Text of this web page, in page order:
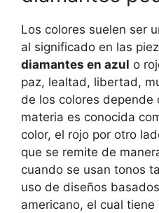
Los colores suelen ser
al significado en las
diamantes en azul o
paz, lealtad, libertad,
de los colores depende
materia es conocida
color, el rojo por otro
que se remite de
cuando se usan tonos
uso de diseños
americano, el cual